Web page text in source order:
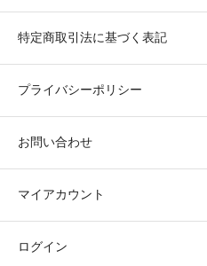
特定商取引法に基づく表記
プライバシーポリシー
お問い合わせ
マイアカウント
ログイン